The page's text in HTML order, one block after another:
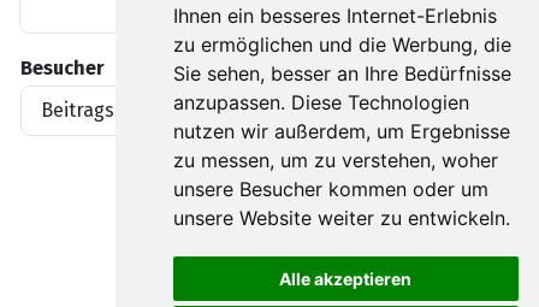
Ihnen ein besseres Internet-Erlebnis
zu ermöglichen und die Werbung, die
Sie sehen, besser an Ihre Bedürfnisse
anzupassen. Diese Technologien
nutzen wir außerdem, um Ergebnisse
zu messen, um zu verstehen, woher
unsere Besucher kommen oder um
unsere Website weiter zu entwickeln.
Alle akzeptieren
Besucher
Beitragsaufrufe
1919396